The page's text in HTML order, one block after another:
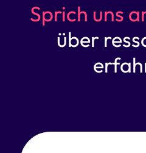
Sprich uns
über